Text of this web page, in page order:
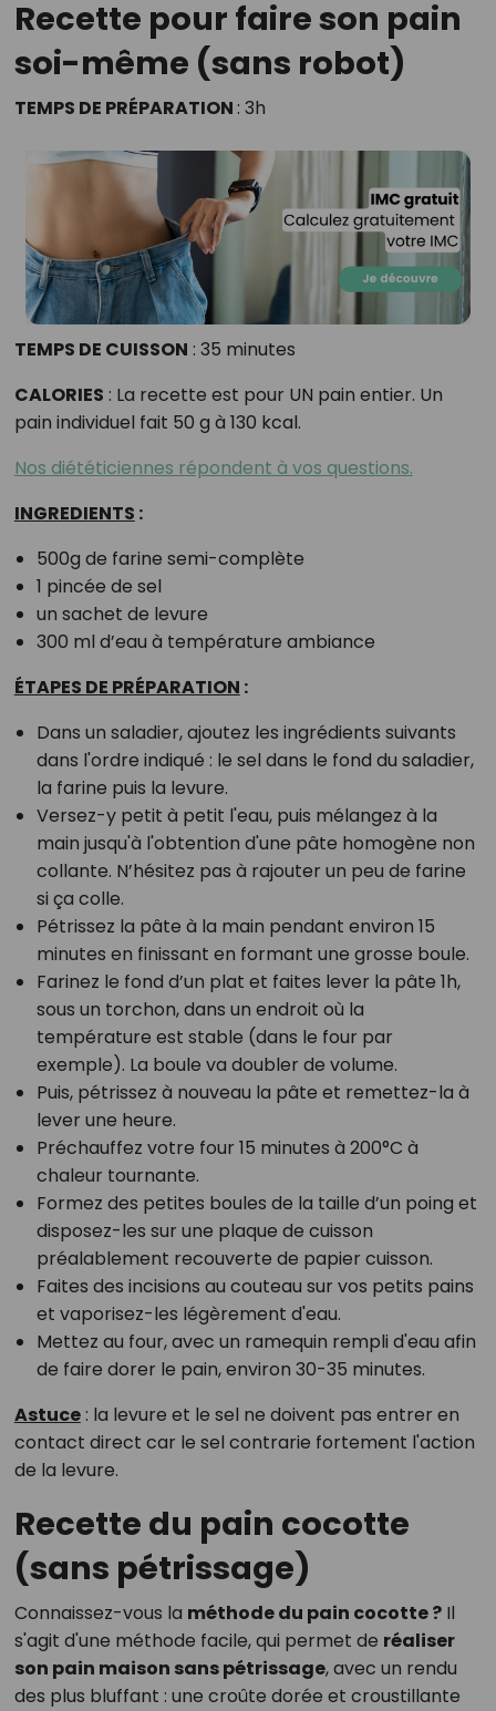
Recette pour faire son pain
soi-même (sans robot)
TEMPS DE PRÉPARATION : 3h
TEMPS DE CUISSON : 35 minutes
CALORIES : La recette est pour UN pain entier. Un
pain individuel fait 50 g à 130 kcal.
Nos diététiciennes répondent à vos questions.
INGREDIENTS :
500g de farine semi-complète
1 pincée de sel
un sachet de levure
300 ml d’eau à température ambiance
ÉTAPES DE PRÉPARATION :
Dans un saladier, ajoutez les ingrédients suivants
dans l'ordre indiqué : le sel dans le fond du saladier,
la farine puis la levure.
Versez-y petit à petit l'eau, puis mélangez à la
main jusqu'à l'obtention d'une pâte homogène non
collante. N’hésitez pas à rajouter un peu de farine
si ça colle.
Pétrissez la pâte à la main pendant environ 15
minutes en finissant en formant une grosse boule.
Farinez le fond d’un plat et faites lever la pâte 1h,
sous un torchon, dans un endroit où la
température est stable (dans le four par
exemple). La boule va doubler de volume.
Puis, pétrissez à nouveau la pâte et remettez-la à
lever une heure.
Préchauffez votre four 15 minutes à 200°C à
chaleur tournante.
Formez des petites boules de la taille d’un poing et
disposez-les sur une plaque de cuisson
préalablement recouverte de papier cuisson.
Faites des incisions au couteau sur vos petits pains
et vaporisez-les légèrement d'eau.
Mettez au four, avec un ramequin rempli d'eau afin
de faire dorer le pain, environ 30-35 minutes.
Astuce: la levure et le sel ne doivent pas entrer en
contact direct car le sel contrarie fortement l'action
de la levure.
Recette du pain cocotte
(sans pétrissage)
Connaissez-vous la méthode du pain cocotte ?Il
s'agit d'une méthode facile, qui permet de réaliser
son pain maison sans pétrissage, avec un rendu
des plus bluffant : une croûte dorée et croustillante